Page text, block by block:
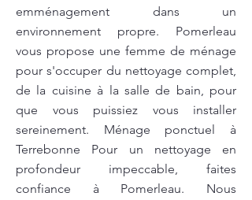
emménagement dans un
environnement propre. Pomerleau
vous propose une femme de ménage
pour s'occuper du nettoyage complet,
de la cuisine à la salle de bain, pour
que vous puissiez vous installer
sereinement. Ménage ponctuel à
Terrebonne Pour un nettoyage en
profondeur impeccable, faites
confiance à Pomerleau. Nous